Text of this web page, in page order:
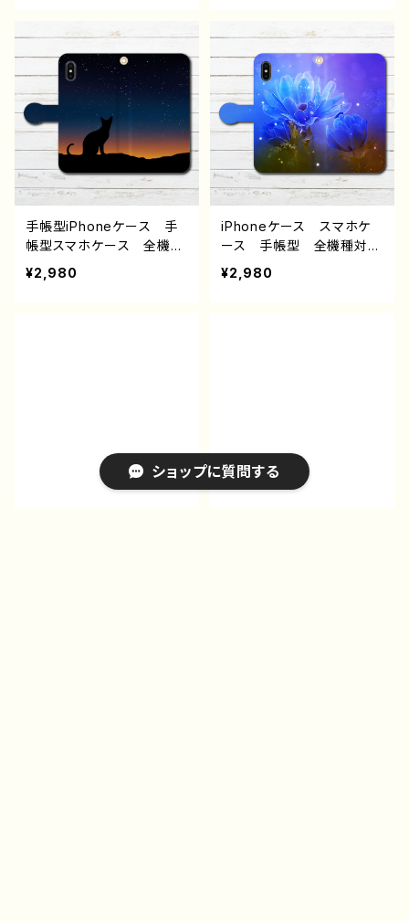
ロ レディース iPhone1
Xperia Googlepixel A
ndroid アンドロイド ケ
ース 個性的 おすすめ
人気 イラストレーター
クリエイター 絵師 オリ
ジナル デザイン グッ
ズ タイトル：大正末の妓楼
にて 作：猫月ユキ
ンズ 高校生 男子 iPho
S Xperia Googlepixel
Android アンドロイ
ド ケース 金髪 ピア
ス 個性的 おすすめ 人
気 イラストレーター クリ
エイター 絵師 オリジナ
ル デザイン グッズ タイ
トル：スミス 作：nero
手帳型iPhoneケース 手
帳型スマホケース 全機種
対応 安い おしゃれ メ
ンズ レディース 大人女
ス スマホカバー 携帯
ハードケース アイフォンケ
ース おすすめ 人気 ク
¥2,980
iPhoneケース スマホケ
ース 手帳型 全機種対
応 おしゃれ イラスト
花柄 iPhone11 Pro MAX
ネ J1-9
¥2,980
ショップに質問する